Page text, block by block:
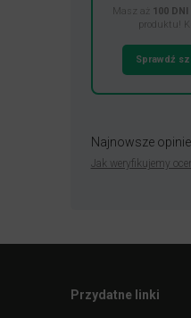
Masz aż 100 DNI
produktu!
Sprawdź
Najnowsze opinie
Jak weryfikujemy
Przydatne linki